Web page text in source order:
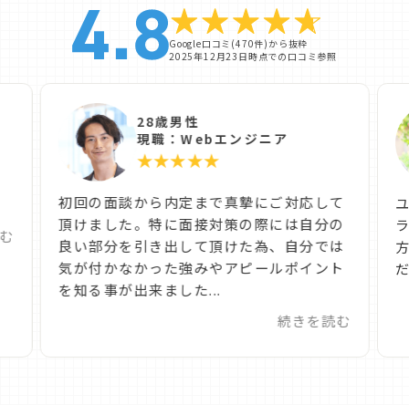
Google口コミ(470件)から抜粋
2025年12月23日時点での口コミ参照
28歳男性
現職：Webエンジニア
★★★★★
初回の面談から内定まで真摯にご対応して
頂けました。特に面接対策の際には自分の
良い部分を引き出して頂けた為、自分では
気が付かなかった強みやアピールポイント
を知る事が出来ました...
続きを読む